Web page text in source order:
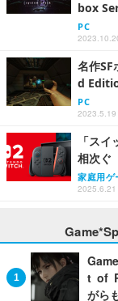
box
PC
名作
d
PC
「ス
相次ぐ
家庭用ゲ
t of
がら